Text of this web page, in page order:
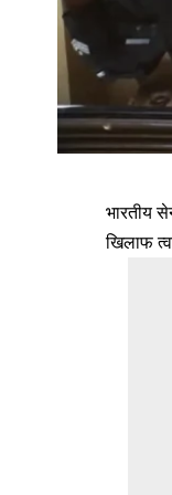
भारतीय
खिलाफ